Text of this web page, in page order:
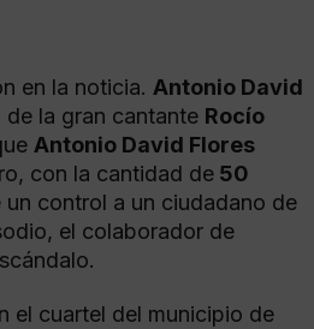
en la noticia. Antonio David
de la gran cantante Rocío
Antonio David Flores
con la cantidad de 50
control a un ciudadano de
el colaborador de
el cuartel del municipio de